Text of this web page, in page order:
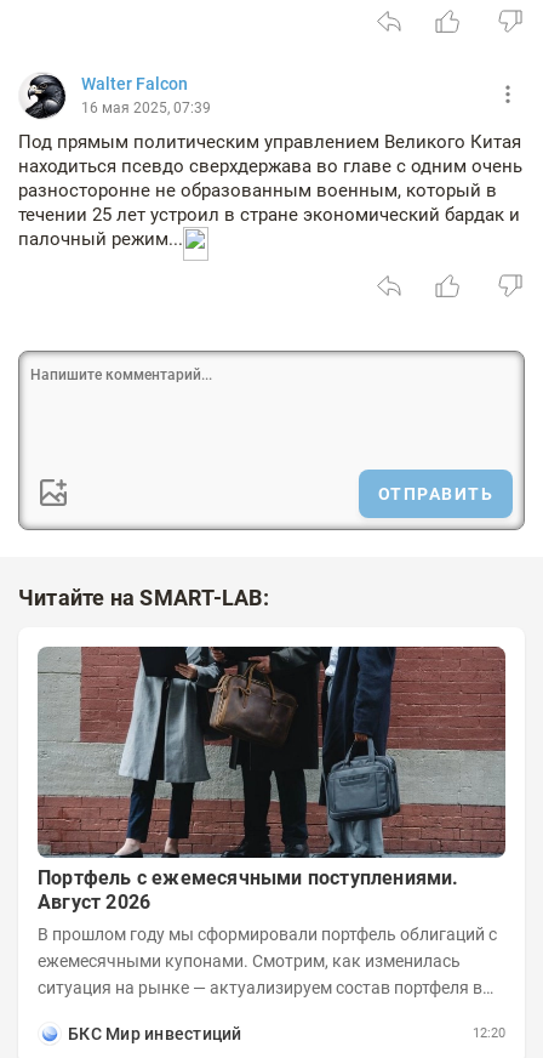
Walter Falcon
16 мая 2025, 07:39
Под прямым политическим управлением Великого Китая
находиться псевдо сверхдержава во главе с одним очень
разносторонне не образованным военным, который в
течении 25 лет устроил в стране экономический бардак и
палочный режим...
ОТПРАВИТЬ
Читайте на SMART-LAB:
Портфель с ежемесячными поступлениями.
Август 2026
В прошлом году мы сформировали портфель облигаций с
ежемесячными купонами. Смотрим, как изменилась
ситуация на рынке — актуализируем состав портфеля в
БКС Мир инвестиций
12:20